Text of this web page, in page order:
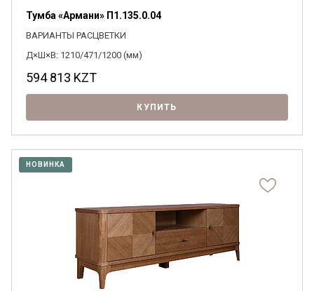
Тумба «Армани» П1.135.0.04
ВАРИАНТЫ РАСЦВЕТКИ
Д×Ш×В: 1210/471/1200 (мм)
594 813 KZT
КУПИТЬ
НОВИНКА